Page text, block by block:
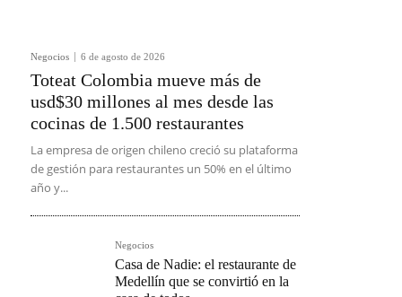
Negocios 6 de agosto de 2026
Toteat Colombia mueve más de
usd$30 millones al mes desde las
cocinas de 1.500 restaurantes
La empresa de origen chileno creció su plataforma
de gestión para restaurantes un 50% en el último
año y...
Negocios
Casa de Nadie: el restaurante de
Medellín que se convirtió en la